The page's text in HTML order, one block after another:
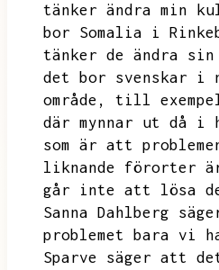
tänker ändra min
bor Somalia i
tänker de ändra
det bor svenskar i
område,
till
där mynnar ut då i
som är att
liknande förorter
går inte att lösa de
Sanna Dahlberg
problemet bara vi
Sparve säger att